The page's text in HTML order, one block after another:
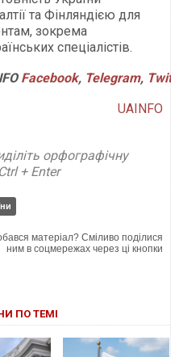
та Фінляндією для
зокрема
спеціалістів.
Facebook, Telegram,
UAINFO
орфографічну
+ Enter
матеріал? Сміливо поділися
ним в соцмережах через ці кнопки
ПО ТЕМІ